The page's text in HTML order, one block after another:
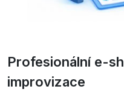
Profesionální e-
improvizace